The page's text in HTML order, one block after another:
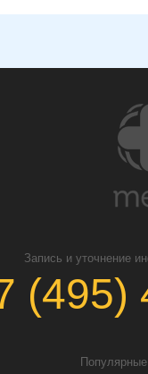
Запись и уточнение
(495)